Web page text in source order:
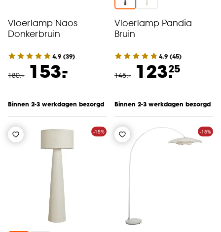
Vloerlamp Naos
Donkerbruin
4.9 (39)
180.- 153.
-
Binnen 2-3 werkdagen bezorgd
Vloerlamp Pandia
Bruin
4.9 (45)
145.- 123.25
Binnen 2-3 werkdagen bezorgd
-15% -15%